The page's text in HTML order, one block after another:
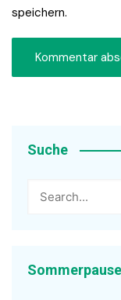
speichern.
Suche
Sommerpause